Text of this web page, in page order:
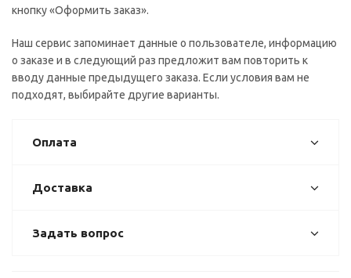
кнопку «Оформить заказ».
Наш сервис запоминает данные о пользователе, информацию
о заказе и в следующий раз предложит вам повторить к
вводу данные предыдущего заказа. Если условия вам не
подходят, выбирайте другие варианты.
Оплата
Доставка
Задать вопрос